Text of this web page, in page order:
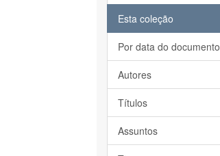
Esta coleção
Por data do documento
Autores
Títulos
Assuntos